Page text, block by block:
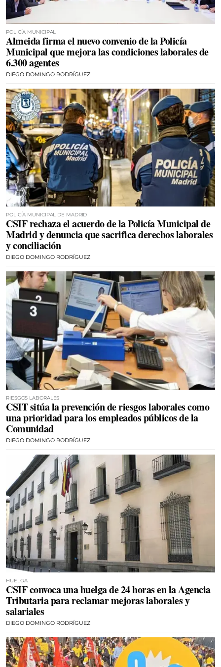
POLICÍA MUNICIPAL
Almeida firma el nuevo convenio de la Policía
Municipal que mejora las condiciones laborales de
6.300 agentes
DIEGO DOMINGO RODRÍGUEZ
POLICÍA MUNICIPAL DE MADRID
CSIF rechaza el acuerdo de la Policía Municipal de
Madrid y denuncia que sacrifica derechos laborales
y conciliación
DIEGO DOMINGO RODRÍGUEZ
RIESGOS LABORALES
CSIT sitúa la prevención de riesgos laborales como
una prioridad para los empleados públicos de la
Comunidad
DIEGO DOMINGO RODRÍGUEZ
HUELGA
CSIF convoca una huelga de 24 horas en la Agencia
Tributaria para reclamar mejoras laborales y
salariales
DIEGO DOMINGO RODRÍGUEZ